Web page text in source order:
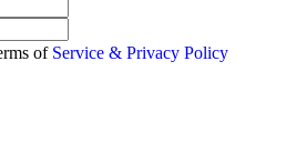
of Service & Privacy Policy